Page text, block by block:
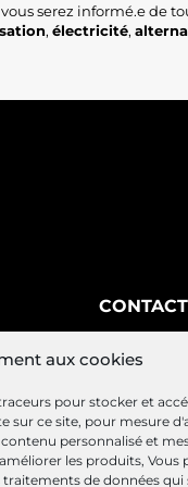
aux cookies
pour stocker et
sur ce site, pour mesure
personnalisé et
les produits, Vous
de données qui
serez informé.e de
, électricité,
CONTACT
AtelierD
88200
03 29 22 34